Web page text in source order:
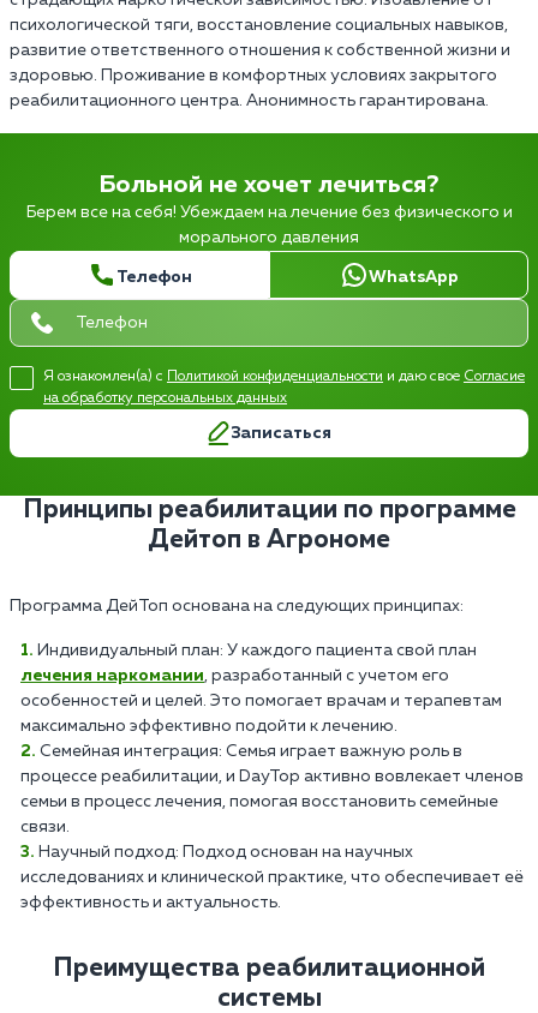
психологической тяги, восстановление социальных навыков,
развитие ответственного отношения к собственной жизни и
здоровью. Проживание в комфортных условиях закрытого
реабилитационного центра. Анонимность гарантирована.
Больной не хочет лечиться?
Берем все на себя! Убеждаем на лечение без физического и
морального давления
Телефон WhatsApp
Я ознакомлен(а) с Политикой конфиденциальности и даю свое Согласие
на обработку персональных данных
Записаться
Принципы реабилитации по программе
Дейтоп в Агрономе
Программа ДейТоп основана на следующих принципах:
Индивидуальный план: У каждого пациента свой план
лечения наркомании, разработанный с учетом его
особенностей и целей. Это помогает врачам и терапевтам
максимально эффективно подойти к лечению.
Семейная интеграция: Семья играет важную роль в
процессе реабилитации, и DayTop активно вовлекает членов
семьи в процесс лечения, помогая восстановить семейные
связи.
Научный подход: Подход основан на научных
исследованиях и клинической практике, что обеспечивает её
эффективность и актуальность.
Преимущества реабилитационной
системы